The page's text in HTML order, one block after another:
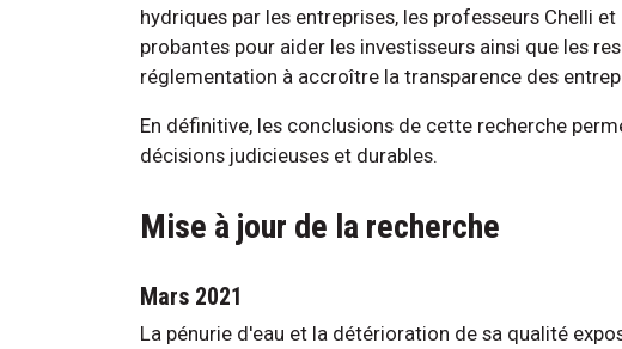
hydriques par les entreprises, les professeurs Chelli
probantes pour aider les investisseurs ainsi que les
réglementation à accroître la transparence des
En définitive, les conclusions de cette recherche
décisions judicieuses et durables.
Mise à jour de la recherche
Mars 2021
La pénurie d'eau et la détérioration de sa qualité